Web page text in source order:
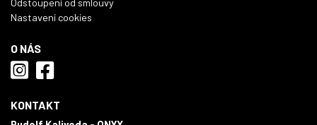
Odstoupení od smlouvy
Nastavení cookies
O NÁS
KONTAKT